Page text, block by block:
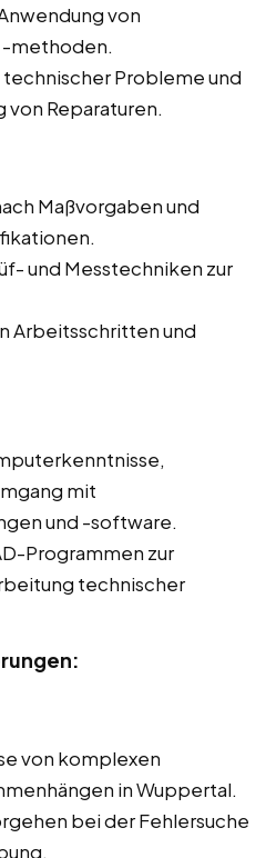
von
-methoden.
Probleme und
von Reparaturen.
Maßvorgaben und
und Messtechniken zur
Arbeitsschritten und
mit
und -software.
Programmen zur
technischer
von komplexen
in Wuppertal.
bei der Fehlersuche